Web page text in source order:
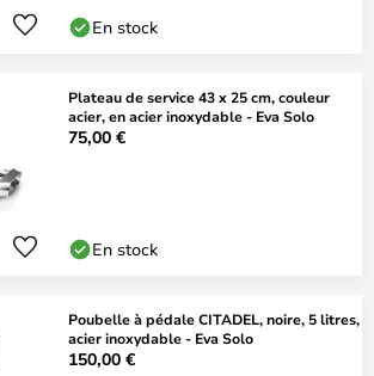
En stock
Plateau de service 43 x 25 cm, couleur
acier, en acier inoxydable - Eva Solo
75,00 €
En stock
Poubelle à pédale CITADEL, noire, 5 litres,
acier inoxydable - Eva Solo
150,00 €